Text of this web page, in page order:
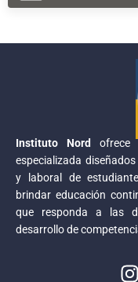
Instituto Nord
ofrece
especializada
y laboral de
brindar educación
que responda a las
desarrollo de